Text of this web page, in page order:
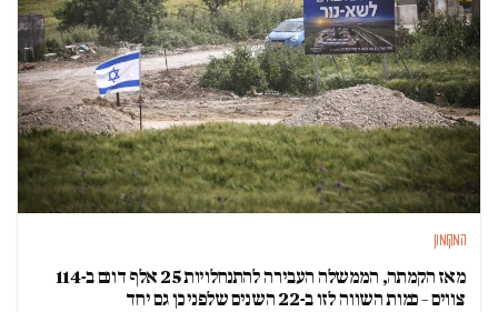
המקומון
מאז הקמתה, הממשלה העבירה להתנחלויות 25 אלף דונם ב-114
צווים – כמות השווה לזו ב-22 השנים שלפני כן גם יחד